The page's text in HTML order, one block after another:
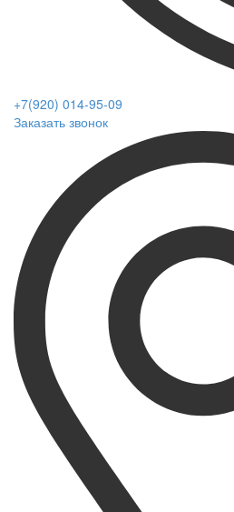
+7(920) 014-95-09
Заказать звонок